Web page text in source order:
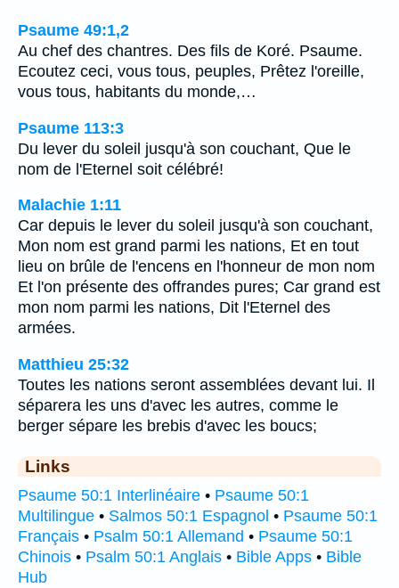
Psaume 49:1,2
Au chef des chantres. Des fils de Koré. Psaume.
Ecoutez ceci, vous tous, peuples, Prêtez l'oreille,
vous tous, habitants du monde,…
Psaume 113:3
Du lever du soleil jusqu'à son couchant, Que le
nom de l'Eternel soit célébré!
Malachie 1:11
Car depuis le lever du soleil jusqu'à son couchant,
Mon nom est grand parmi les nations, Et en tout
lieu on brûle de l'encens en l'honneur de mon nom
Et l'on présente des offrandes pures; Car grand est
mon nom parmi les nations, Dit l'Eternel des
armées.
Matthieu 25:32
Toutes les nations seront assemblées devant lui. Il
séparera les uns d'avec les autres, comme le
berger sépare les brebis d'avec les boucs;
Links
Psaume 50:1 Interlinéaire • Psaume 50:1
Multilingue • Salmos 50:1 Espagnol • Psaume 50:1
Français • Psalm 50:1 Allemand • Psaume 50:1
Chinois • Psalm 50:1 Anglais • Bible Apps • Bible
Hub